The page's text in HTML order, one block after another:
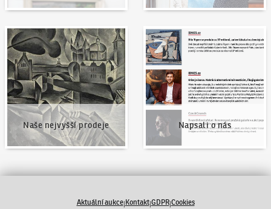
Naše nejvyšší prodeje
Naše nejvyšší prodeje
Napsali o nás
Napsali o nás
Aktuální aukce|Kontakt|GDPR|Cookies